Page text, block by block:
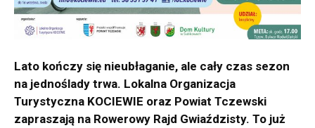
Lato kończy się nieubłaganie, ale cały czas sezon
na jednoślady trwa. Lokalna Organizacja
Turystyczna KOCIEWIE oraz Powiat Tczewski
zapraszają na Rowerowy Rajd Gwiaździsty. To już